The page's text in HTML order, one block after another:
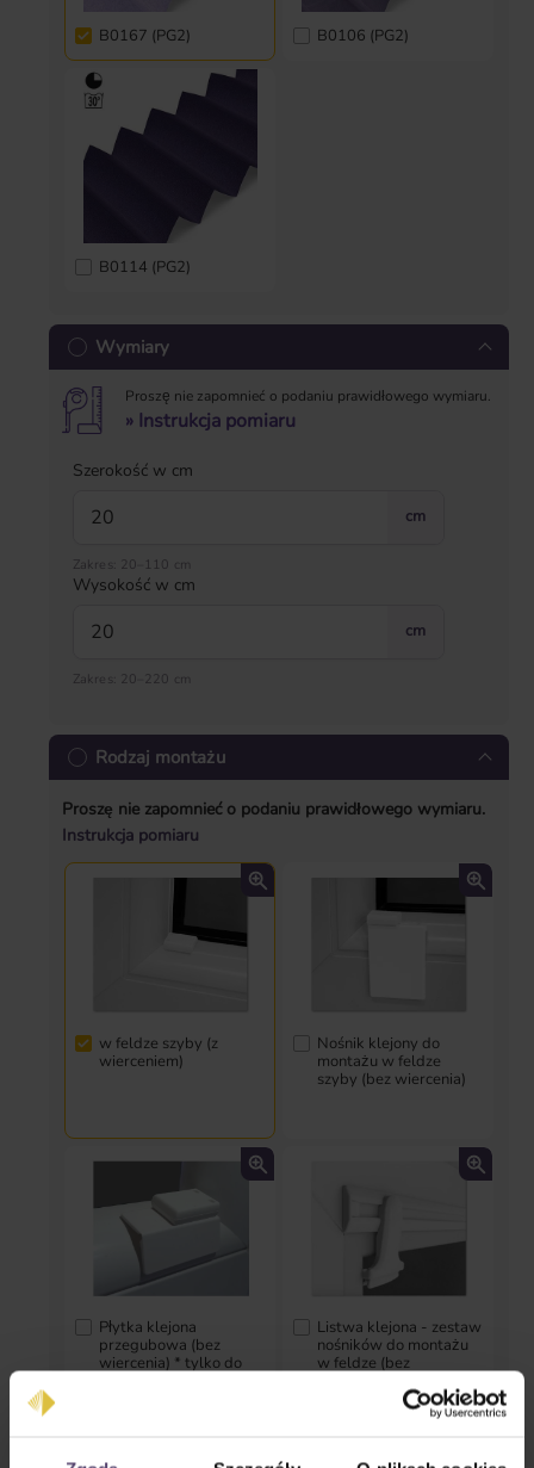
B0167 (PG2) B0106 (PG2)
B0114 (PG2)
Wymiary
Proszę nie zapomnieć o podaniu prawidłowego wymiaru.
» Instrukcja pomiaru
Szerokość w cm
cm
Zakres: 20–110 cm
Wysokość w cm
cm
Zakres: 20–220 cm
Rodzaj montażu
Proszę nie zapomnieć o podaniu prawidłowego wymiaru.
Instrukcja pomiaru
w feldze szyby (z
wierceniem)
Nośnik klejony do
montażu w feldze
szyby (bez wiercenia)
Płytka klejona
przegubowa (bez
wiercenia) * tylko do
Listwa klejona - zestaw
nośników do montażu
w feldze (bez